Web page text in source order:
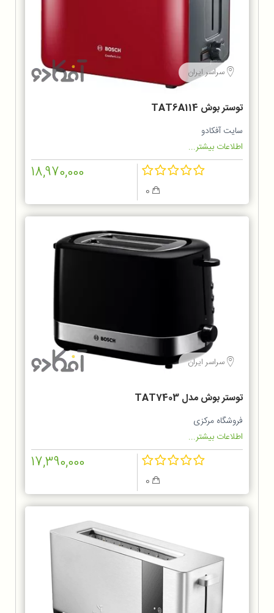
سراسر ایران
توستر بوش TAT6A114
سایت آفکادو
اطلاعات بیشتر...
18,970,000
سراسر ایران
توستر بوش مدل TAT7403
فروشگاه مرکزی
اطلاعات بیشتر...
17,390,000